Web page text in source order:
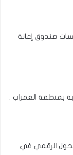
صندوق إعانة
بمنطقة العمراب .
الرقمي في